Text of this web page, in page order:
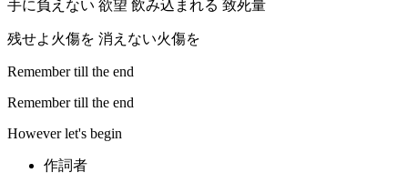
手に負えない 欲望 飲み込まれる 致死量
残せよ火傷を 消えない火傷を
Remember till the end
Remember till the end
However let's begin
作詞者